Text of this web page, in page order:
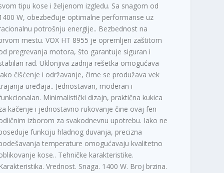
tipu kose i željenom izgledu. Sa snagom od
W, obezbeđuje optimalne performanse uz
potrošnju energije.. Bezbednost na
mestu. VOX HT 8955 je opremljen zaštitom
pregrevanja motora, što garantuje siguran i
rad. Uklonjiva zadnja rešetka omogućava
čišćenje i održavanje, čime se produžava vek
uređaja.. Jednostavan, moderan i
Minimalistički dizajn, praktična kukica
kačenje i jednostavno rukovanje čine ovaj fen
izborom za svakodnevnu upotrebu. Iako ne
funkciju hladnog duvanja, precizna
temperature omogućavaju kvalitetno
kose.. Tehničke karakteristike.
Vrednost. Snaga. 1400 W. Broj brzina.